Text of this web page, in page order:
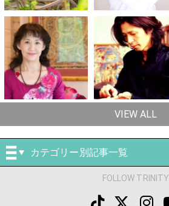
VIEW ALL
カテゴリー別記事一覧
FOLLOW TRINITY